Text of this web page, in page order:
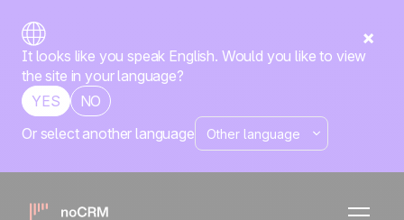
It looks like you speak English. Would you like to view
the site in your language?
YES
NO
Or select another language
noCRM blog